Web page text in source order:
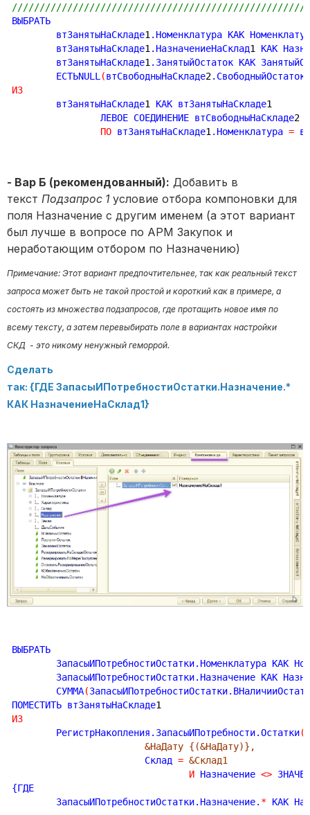
ВЫБРАТЬ
	втЗанятыНаСкладе
1 .Номенклатура КАК
	втЗанятыНаСкладе
1 .НазначениеНаСклад1
КАК
	втЗанятыНаСкладе
1 .ЗанятыйОстаток КАК
	ЕСТЬNULL
(втСвободныНаСкладе2.СвободныйОстаток
ИЗ
	втЗанятыНаСкладе
1 КАК втЗанятыНаСкладе1
		ЛЕВОЕ СОЕДИНЕНИЕ втСвободныНаСкладе
2
ПО втЗанятыНаСкладе1 .Номенклатура =
- Вар Б (рекомендованный): Добавить в
текст Подзапрос 1условие отбора компоновки для
поля Назначение с другим именем (а этот вариант
был лучше в вопросе по АРМ Закупок и
неработающим отбором по Назначению)
Примечание: Этот вариант предпочтительнее, так как реальный текст
запроса может быть не такой простой и короткий как в примере, а
состоять из множества подзапросов, где протащить новое имя по
всему тексту, а затем перевыбирать поле в вариантах настройки
СКД - это никому ненужный геморрой.
Сделать
так: {ГДЕ ЗапасыИПотребностиОстатки.Назначение.*
КАК НазначениеНаСклад1}
ВЫБРАТЬ
ЗапасыИПотребностиОстатки.Номенклатура КАК
ЗапасыИПотребностиОстатки.Назначение КАК
	СУММА
(
ПОМЕСТИТЬ втЗанятыНаСкладе1
ИЗ
	РегистрНакопления.ЗапасыИПотребности.Остатки
(
&НаДату {(&НаДату)},
			Склад
= &Склад1
И Назначение <>
{ГДЕ
	ЗапасыИПотребностиОстатки.Назначение.
* КАК